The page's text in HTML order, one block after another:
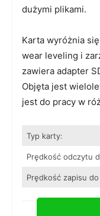
dużymi plikami.
Karta wyróżnia
wear leveling i
zawiera adapter
Objęta jest
jest do pracy w
Typ karty:
Prędkość odczytu
Prędkość zapisu do